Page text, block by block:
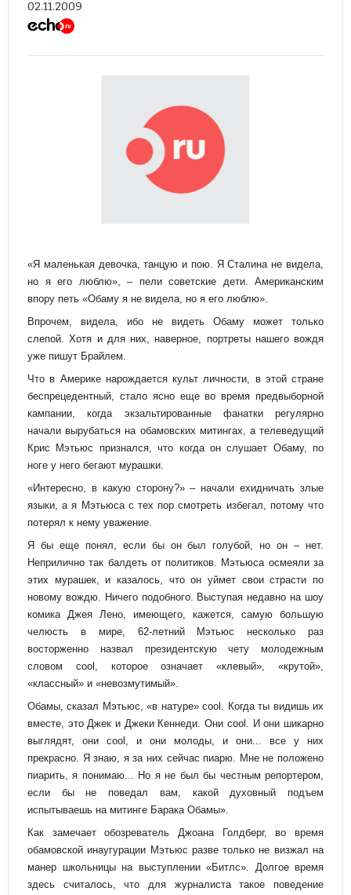
02.11.2009
«Я маленькая девочка, танцую и пою. Я Сталина не видела,
но я его люблю», – пели советские дети. Американским
впору петь «Обаму я не видела, но я его люблю».
Впрочем, видела, ибо не видеть Обаму может только
слепой. Хотя и для них, наверное, портреты нашего вождя
уже пишут Брайлем.
Что в Америке нарождается культ личности, в этой стране
беспрецедентный, стало ясно еще во время предвыборной
кампании, когда экзальтированные фанатки регулярно
начали вырубаться на обамовских митингах, а телеведущий
Крис Мэтьюс признался, что когда он слушает Обаму, по
ноге у него бегают мурашки.
«Интересно, в какую сторону?» – начали ехидничать злые
языки, а я Мэтьюса с тех пор смотреть избегал, потому что
потерял к нему уважение.
Я бы еще понял, если бы он был голубой, но он – нет.
Неприлично так балдеть от политиков. Мэтьюса осмеяли за
этих мурашек, и казалось, что он уймет свои страсти по
новому вождю. Ничего подобного. Выступая недавно на шоу
комика Джея Лено, имеющего, кажется, самую большую
челюсть в мире, 62-летний Мэтьюс несколько раз
восторженно назвал президентскую чету молодежным
словом cool, которое означает «клевый», «крутой»,
«классный» и «невозмутимый».
Обамы, сказал Мэтьюс, «в натуре» cool. Когда ты видишь их
вместе, это Джек и Джеки Кеннеди. Они cool. И они шикарно
выглядят, они cool, и они молоды, и они... все у них
прекрасно. Я знаю, я за них сейчас пиарю. Мне не положено
пиарить, я понимаю... Но я не был бы честным репортером,
если бы не поведал вам, какой духовный подъем
испытываешь на митинге Барака Обамы».
Как замечает обозреватель Джоана Голдберг, во время
обамовской инаугурации Мэтьюс разве только не визжал на
манер школьницы на выступлении «Битлс». Долгое время
здесь считалось, что для журналиста такое поведение